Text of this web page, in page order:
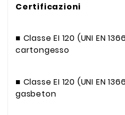
Certificazioni
■ Classe EI 120 (UNI EN
cartongesso
■ Classe EI 120 (UNI EN
gasbeton